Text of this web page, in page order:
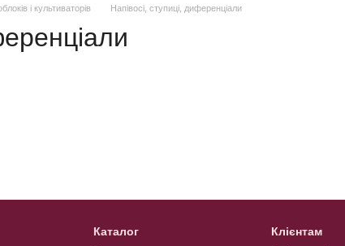
і культиваторів Напівосі, ступиці, диференціали
Каталог Клієнтам